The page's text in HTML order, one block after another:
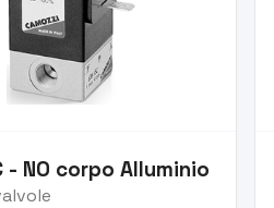
- NO corpo Alluminio